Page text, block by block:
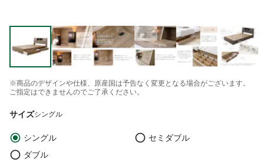
※商品のデザインや仕様、原産国は予告なく変更となる場合がございます。
ご指定はできませんのでご了承ください。
サイズシングル
シングル
セミダブル
ダブル